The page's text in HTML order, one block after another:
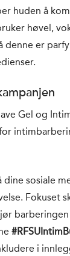
huden å
høvel,
denne er
Gel og
dine sosiale
Fokuset
barberingen
i